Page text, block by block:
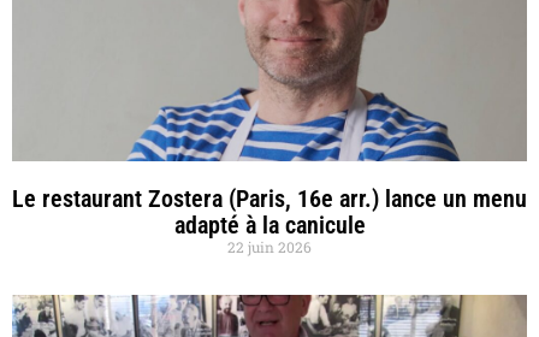
Le restaurant Zostera (Paris, 16e arr.) lance un menu
adapté à la canicule
22 juin 2026